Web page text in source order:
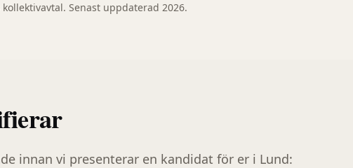
Senast uppdaterad 2026.
innan vi presenterar en kandidat för er i Lund: